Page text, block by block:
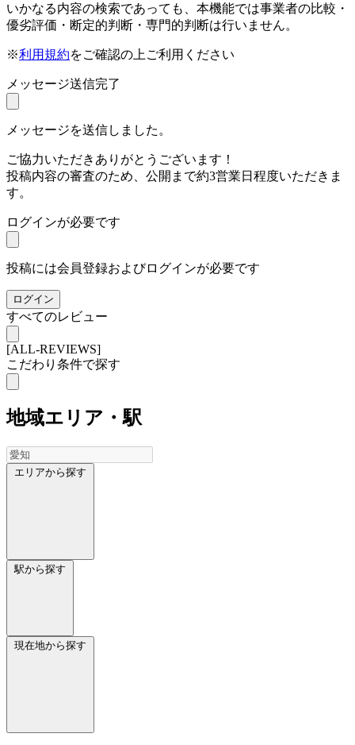
いかなる内容の検索であっても、本機能では事業者の比較・
優劣評価・断定的判断・専門的判断は行いません。
※利用規約をご確認の上ご利用ください
メッセージ送信完了
メッセージを送信しました。
ご協力いただきありがとうございます！
投稿内容の審査のため、公開まで約3営業日程度いただきま
す。
ログインが必要です
投稿には会員登録およびログインが必要です
ログイン
すべてのレビュー
[ALL-REVIEWS]
こだわり条件で探す
地域エリア・駅
エリアから探す
駅から探す
現在地から探す